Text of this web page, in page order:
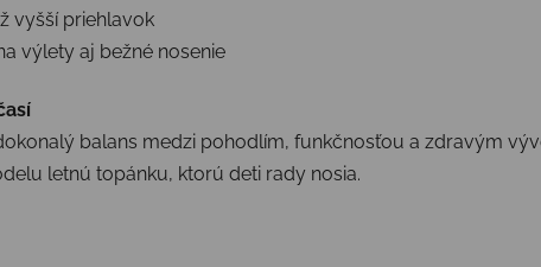
vyšší priehlavok
výlety aj bežné nosenie
balans medzi pohodlím, funkčnosťou a zdravým
letnú topánku, ktorú deti rady nosia.